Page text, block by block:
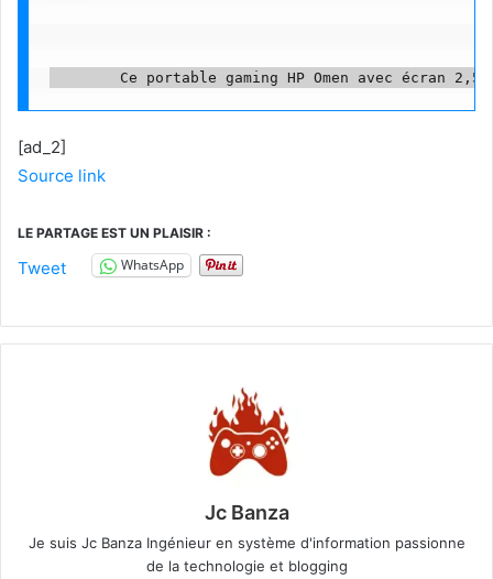
[ad_2]
Source link
LE PARTAGE EST UN PLAISIR :
Tweet WhatsApp
Jc Banza
Je suis Jc Banza Ingénieur en système d'information passionne
de la technologie et blogging